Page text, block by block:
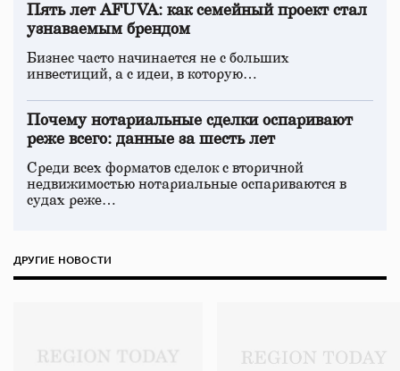
Пять лет AFUVA: как семейный проект стал
узнаваемым брендом
Бизнес часто начинается не с больших
инвестиций, а с идеи, в которую…
Почему нотариальные сделки оспаривают
реже всего: данные за шесть лет
Среди всех форматов сделок с вторичной
недвижимостью нотариальные оспариваются в
судах реже…
ДРУГИЕ НОВОСТИ